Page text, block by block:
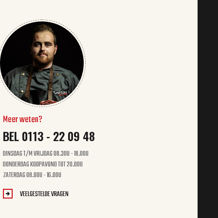
Meer weten?
BEL 0113 - 22 09 48
DINSDAG T/M VRIJDAG 08.30U - 18.00U
DONDERDAG KOOPAVOND TOT 20.00U
ZATERDAG 08.00U - 16.00U
VEELGESTELDE VRAGEN